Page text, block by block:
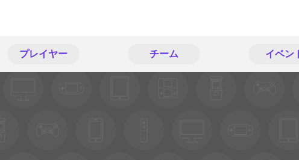
プレイヤー チーム イベン